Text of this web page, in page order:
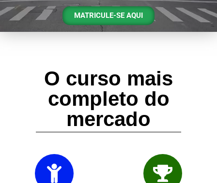
MATRICULE-SE AQUI
O curso mais
completo do
mercado